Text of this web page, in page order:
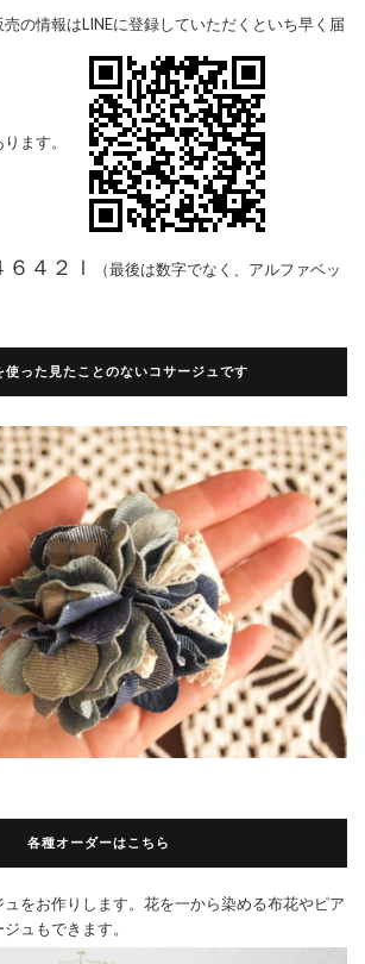
の情報はLINEに登録していただくといち早く届
ます。
４２ｌ
（最後は数字でなく、アルファベッ
使った見たことのないコサージュです
各種オーダーはこちら
をお作りします。花を一から染める布花やピア
ュもできます。